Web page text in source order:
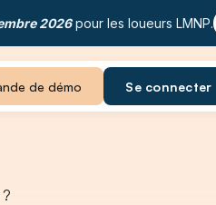
2026pour les loueurs LMNP.
de démo Se connecter